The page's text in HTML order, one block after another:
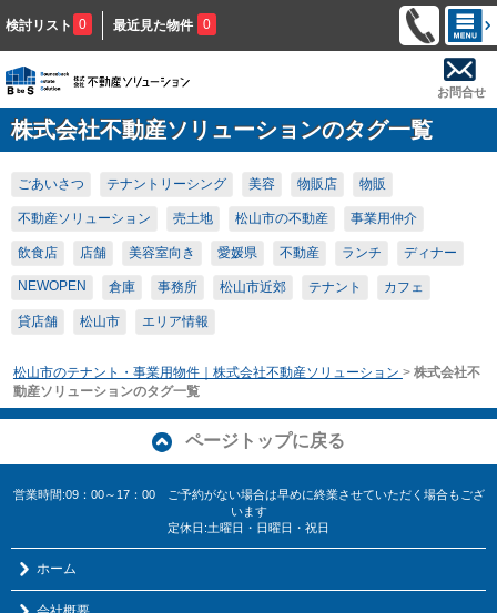
検討リスト 0 最近見た物件 0
お問合せ
株式会社不動産ソリューションのタグ一覧
ごあいさつ テナントリーシング 美容 物販店 物販
不動産ソリューション 売土地 松山市の不動産 事業用仲介
飲食店 店舗 美容室向き 愛媛県 不動産 ランチ ディナー
NEWOPEN 倉庫 事務所 松山市近郊 テナント カフェ
貸店舗 松山市 エリア情報
松山市のテナント・事業用物件｜株式会社不動産ソリューション > 株式会社不
動産ソリューションのタグ一覧
ページトップに戻る
営業時間:09：00～17：00 ご予約がない場合は早めに終業させていただく場合もござ
います
定休日:土曜日・日曜日・祝日
ホーム